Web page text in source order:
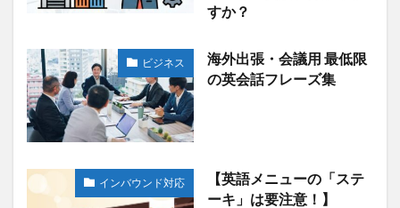
すか？
ビジネス
海外出張・会議用 最低限
の英会話フレーズ集
インバウンド対応
【英語メニューの「ステ
ーキ」は要注意！】